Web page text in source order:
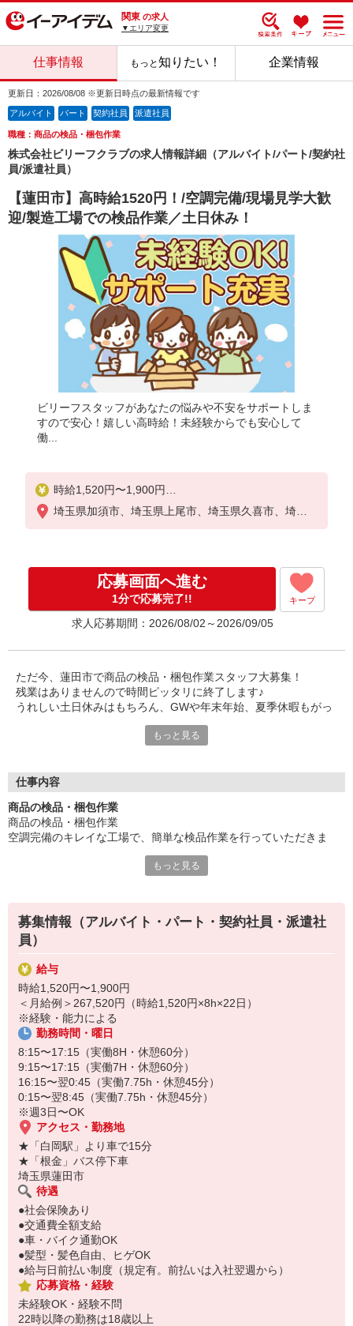
関東 の求人
▼エリア変更
仕事情報 もっと知りたい！ 企業情報
更新日：2026/08/08 ※更新日時点の最新情報です
アルバイト パート 契約社員 派遣社員
職種：商品の検品・梱包作業
株式会社ビリーフクラブの求人情報詳細（アルバイト/パート/契約社
員/派遣社員）
【蓮田市】高時給1520円！/空調完備/現場見学大歓
迎/製造工場での検品作業／土日休み！
ビリーフスタッフがあなたの悩みや不安をサポートしま
すので安心！嬉しい高時給！未経験からでも安心して
働...
時給1,520円〜1,900円
＜月給例＞267,520円（時給1,520円×8h×22日）
※経験・能力による
埼玉県加須市、埼玉県上尾市、埼玉県久喜市、埼玉
応募画面へ進む
1分で応募完了!! キープ
求人応募期間：2026/08/02～2026/09/05
ただ今、蓮田市で商品の検品・梱包作業スタッフ大募集！
残業はありませんので時間ピッタリに終了します♪
うれしい土日休みはもちろん、GWや年末年始、夏季休暇もがっ
ご家庭をお持ちのスタッフさんも多く在籍しており、用事に合わ
・土日休み
・車通勤OK
・冷蔵庫、電子レンジ、給湯器完備
他にもいろいろご用意させていただいております。
もっと見る
仕事内容
商品の検品・梱包作業
商品の検品・梱包作業
空調完備のキレイな工場で、簡単な検品作業を行っていただきま
もっと見る
募集情報（アルバイト・パート・契約社員・派遣社
員）
給与
時給1,520円〜1,900円
＜月給例＞267,520円（時給1,520円×8h×22日）
※経験・能力による
勤務時間・曜日
8:15〜17:15（実働8H・休憩60分）
9:15〜17:15（実働7H・休憩60分）
16:15〜翌0:45（実働7.75h・休憩45分）
0:15〜翌8:45（実働7.75h・休憩45分）
※週3日〜OK
アクセス・勤務地
★「白岡駅」より車で15分
★「根金」バス停下車
埼玉県蓮田市
待遇
●社会保険あり
●交通費全額支給
●車・バイク通勤OK
●髪型・髪色自由、ヒゲOK
●給与日前払い制度（規定有。前払いは入社翌週から）
応募資格・経験
未経験OK・経験不問
22時以降の勤務は18歳以上